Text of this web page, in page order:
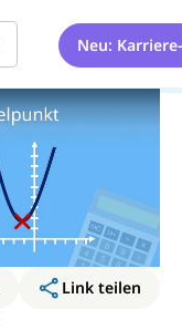
Neu:
Link teilen